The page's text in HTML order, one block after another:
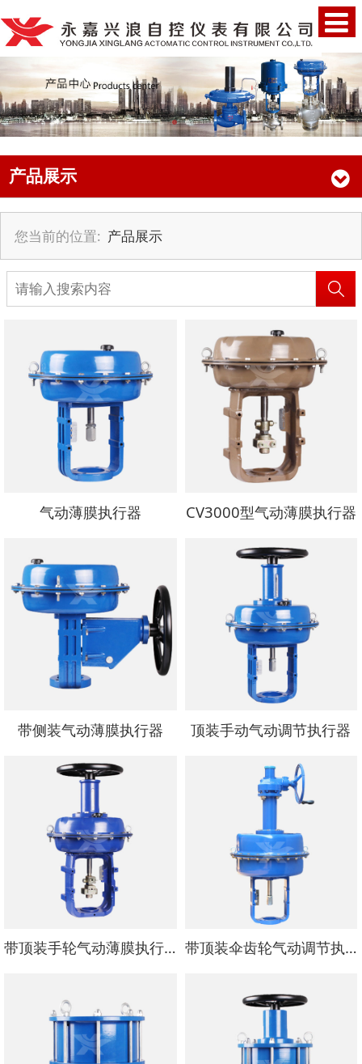
产品展示
您当前的位置: 产品展示
气动薄膜执行器 CV3000型气动薄膜执行器
带侧装气动薄膜执行器 顶装手动气动调节执行器
带顶装手轮气动薄膜执行器 带顶装伞齿轮气动调节执行器